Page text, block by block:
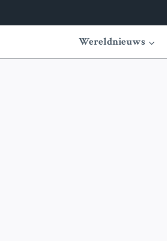
Wereldnieuws